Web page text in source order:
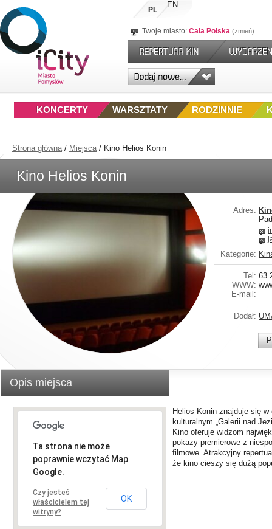
PL
EN
Twoje miasto: Cała Polska zmień
RODZINNIE
WARSZTATY
KONCERTY
Strona główna/ Miejsca/ Kino Helios Konin
Kino Helios Konin
Adres:
Kategorie:
Tel: 63
WWW:
E-mail:
Dodał:
Opis miejsca
Ta strona nie może
poprawnie wczytać Map
Google.
Czy jesteś
właścicielem tej
witryny?
OK
Helios Konin znajduje się
kulturalnym „Galerii nad
Kino oferuje widzom
pokazy premierowe z
filmowe. Atrakcyjny
że kino cieszy się dużą